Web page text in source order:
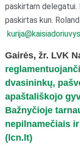
paskirtam delegatui.
paskirtas kun.
Gairės, žr. LVK
dvasininkų,
apaštališkojo
Bažnyčioje
nepilnamečiais
(lcn.lt)